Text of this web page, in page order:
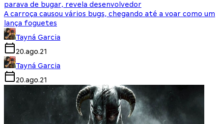
parava de bugar, revela desenvolvedor
A carroça causou vários bugs, chegando até a voar como um
lança foguetes
Tayná Garcia
20.ago.21
Tayná Garcia
20.ago.21